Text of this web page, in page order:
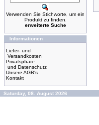
Verwenden Sie Stichworte, um ein
Produkt zu finden.
erweiterte Suche
Informationen
Liefer- und
Versandkosten
Privatsphäre
und Datenschutz
Unsere AGB's
Kontakt
Saturday, 08. August 2026